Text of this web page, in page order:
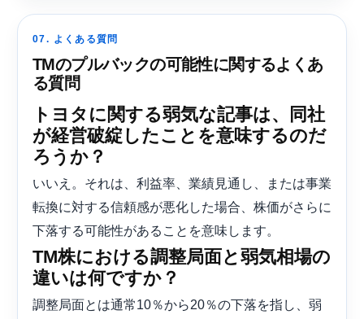
07. よくある質問
TMのプルバックの可能性に関するよくあ
る質問
トヨタに関する弱気な記事は、同社
が経営破綻したことを意味するのだ
ろうか？
いいえ。それは、利益率、業績見通し、または事業
転換に対する信頼感が悪化した場合、株価がさらに
下落する可能性があることを意味します。
TM株における調整局面と弱気相場の
違いは何ですか？
調整局面とは通常10％から20％の下落を指し、弱